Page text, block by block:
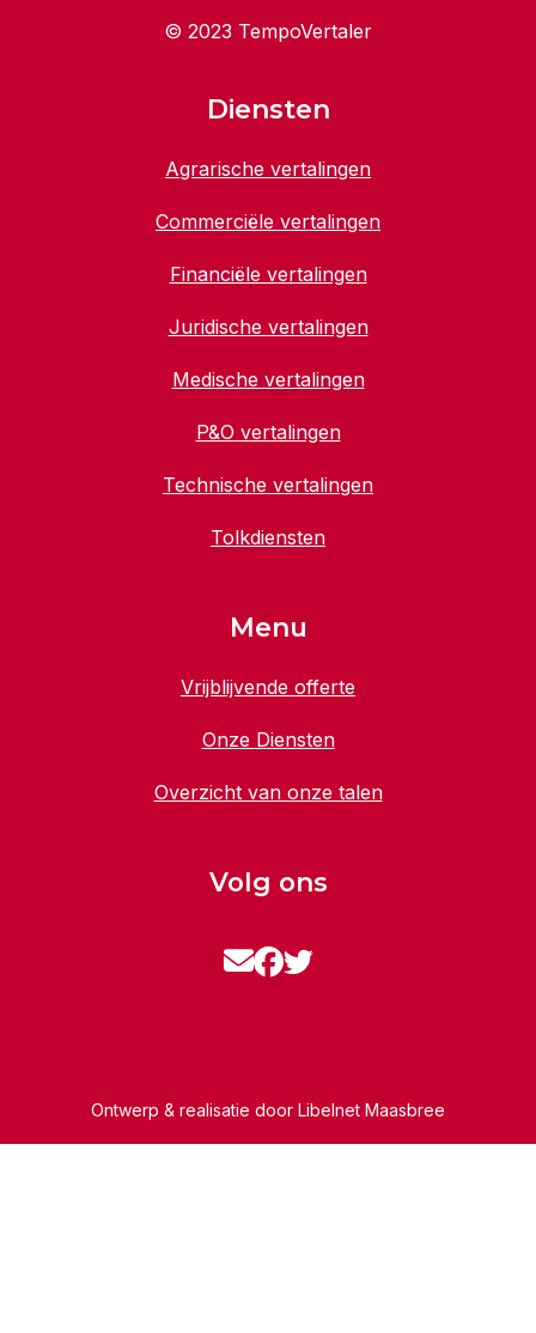
© 2023 TempoVertaler
Diensten
Agrarische vertalingen
Commerciële vertalingen
Financiële vertalingen
Juridische vertalingen
Medische vertalingen
P&O vertalingen
Technische vertalingen
Tolkdiensten
Menu
Vrijblijvende offerte
Onze Diensten
Overzicht van onze talen
Volg ons
Ontwerp & realisatie door Libelnet Maasbree